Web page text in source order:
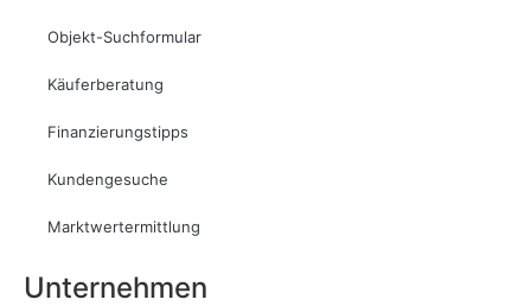
Objekt-Suchformular
Käuferberatung
Finanzierungstipps
Kundengesuche
Marktwertermittlung
Unternehmen